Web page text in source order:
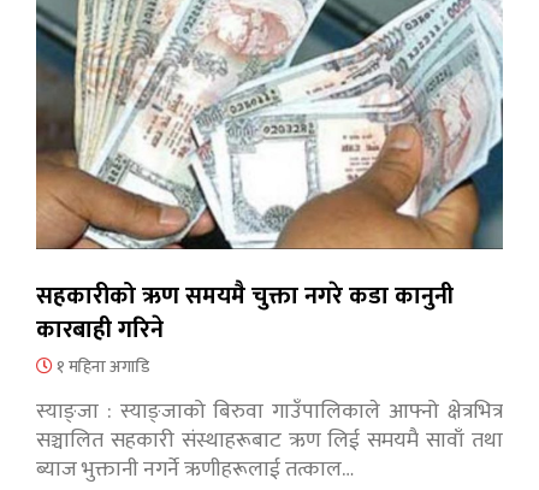
सहकारीको ऋण समयमै चुक्ता नगरे कडा कानुनी
कारबाही गरिने
१ महिना अगाडि
स्याङ्जा : स्याङ्जाको बिरुवा गाउँपालिकाले आफ्नो क्षेत्रभित्र
सञ्चालित सहकारी संस्थाहरूबाट ऋण लिई समयमै सावाँ तथा
ब्याज भुक्तानी नगर्ने ऋणीहरूलाई तत्काल…